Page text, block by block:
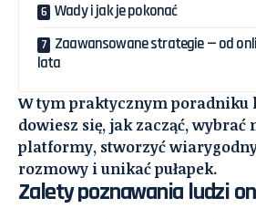
Wady i jak je pokonać
Zaawansowane strategie — od
lata
W tym praktycznym poradniku
dowiesz się, jak zacząć, wybrać
platformy, stworzyć
rozmowy i unikać pułapek.
Zalety poznawania ludzi